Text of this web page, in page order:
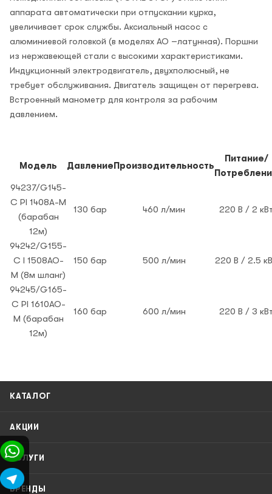
аппарата автоматически при отпускании курка,
увеличивает срок службы. Аксиальный насос с
алюминиевой головкой (в моделях АО –латунная). Поршни
из нержавеющей стали с высокими характеристиками.
Индукционный электродвигатель, двухполюсный, не
требует обслуживания. Двигатель защищен от перегрева.
Встроенный манометр для контроля за рабочим
давлением.
Модель ДавлениеПроизводительность
Питание/
94237/G145-
C PI 1408A-M
(барабан
12м)
130 бар 460 л/мин 220 В / 2
94242/G155-
C I 1508AO-
M (8м шланг)
150 бар 500 л/мин 220 В / 2.5
94245/G165-
C PI 1610AO-
M (барабан
12м)
160 бар 600 л/мин 220 В / 3
КАТАЛОГ
АКЦИИ
УСЛУГИ
БРЕНДЫ